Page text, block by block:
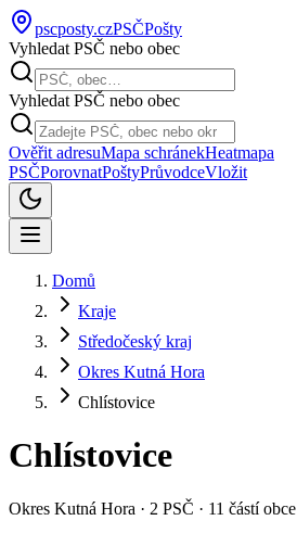
pscposty.czPSČPošty
Vyhledat PSČ nebo obec
Vyhledat PSČ nebo obec
Ověřit adresuMapa schránekHeatmapa
PSČPorovnatPoštyPrůvodceVložit
Domů
Kraje
Středočeský kraj
Okres Kutná Hora
Chlístovice
Chlístovice
Okres Kutná Hora · 2 PSČ · 11 částí obce